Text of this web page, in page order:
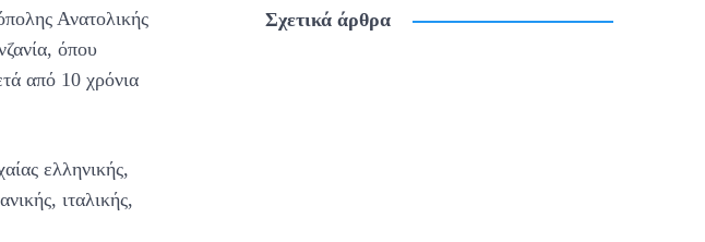
Ανατολικής
όπου
από 10 χρόνια
ελληνικής,
ιταλικής,
Σχετικά άρθρα